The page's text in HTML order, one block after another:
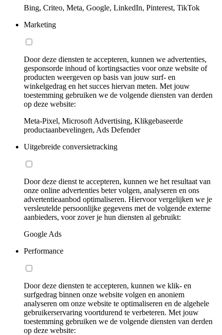
Bing, Criteo, Meta, Google, LinkedIn, Pinterest, TikTok
Marketing
Door deze diensten te accepteren, kunnen we advertenties,
gesponsorde inhoud of kortingsacties voor onze website of
producten weergeven op basis van jouw surf- en
winkelgedrag en het succes hiervan meten. Met jouw
toestemming gebruiken we de volgende diensten van derden
op deze website:
Meta-Pixel, Microsoft Advertising, Klikgebaseerde
productaanbevelingen, Ads Defender
Uitgebreide conversietracking
Door deze dienst te accepteren, kunnen we het resultaat van
onze online advertenties beter volgen, analyseren en ons
advertentieaanbod optimaliseren. Hiervoor vergelijken we je
versleutelde persoonlijke gegevens met de volgende externe
aanbieders, voor zover je hun diensten al gebruikt:
Google Ads
Performance
Door deze diensten te accepteren, kunnen we klik- en
surfgedrag binnen onze website volgen en anoniem
analyseren om onze website te optimaliseren en de algehele
gebruikerservaring voortdurend te verbeteren. Met jouw
toestemming gebruiken we de volgende diensten van derden
op deze website: